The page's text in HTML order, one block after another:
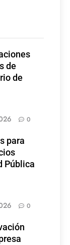
de
de
0
para
Pública
0